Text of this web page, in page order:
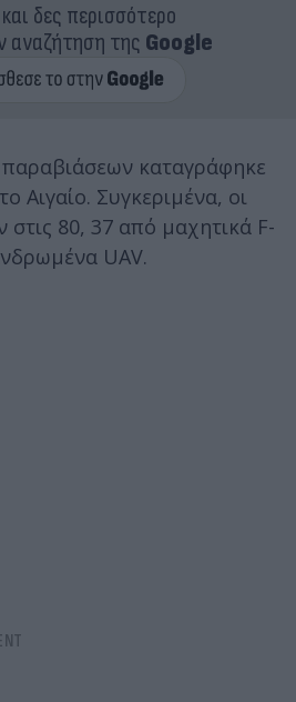
δες περισσότερο
αναζήτηση της Google
καταγράφηκε
Αιγαίο. Συγκεριμένα, οι
στις 80, 37 από μαχητικά F-
UAV.